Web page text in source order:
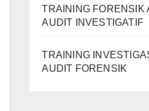
TRAINING FORENSIK
AUDIT INVESTIGATIF
TRAINING
AUDIT FORENSIK